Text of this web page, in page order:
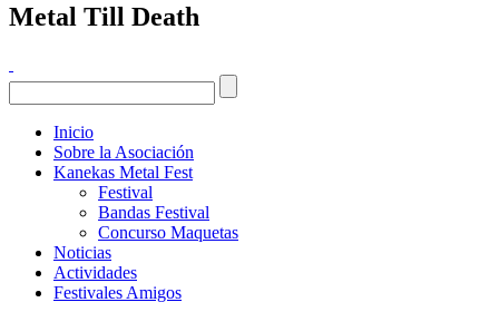
Metal Till Death
Inicio
Sobre la Asociación
Kanekas Metal Fest
Festival
Bandas Festival
Concurso Maquetas
Noticias
Actividades
Festivales Amigos